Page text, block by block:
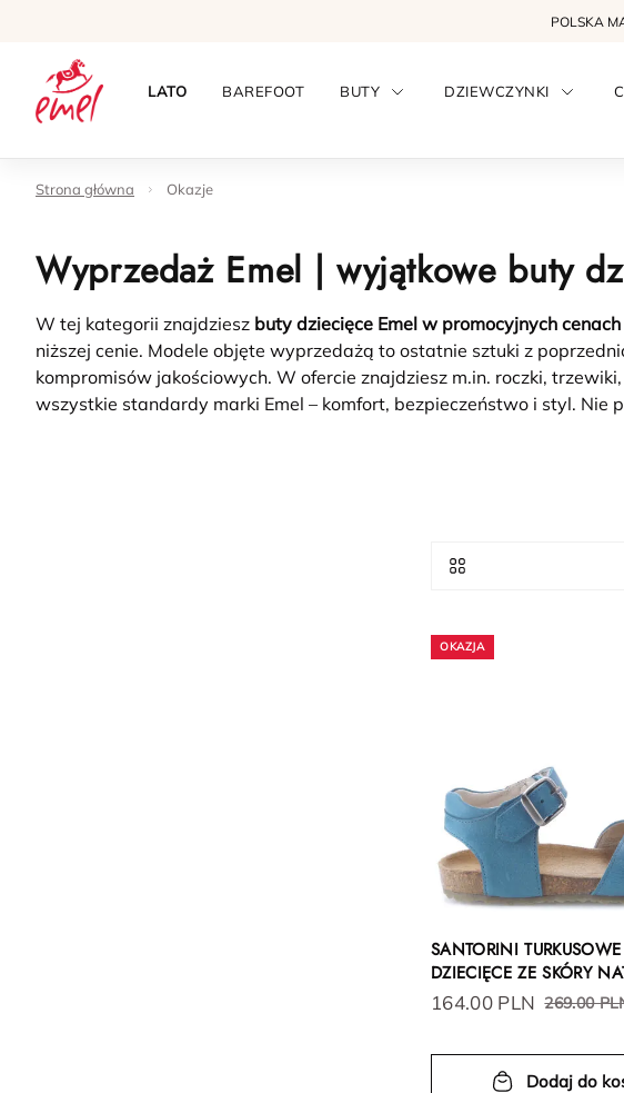
POLSKA
LATO BAREFOOT BUTY DZIEWCZYNKI
Strona główna Okazje
Wyprzedaż Emel | wyjątkowe buty
W tej kategorii znajdziesz buty dziecięce Emel w promocyjnych cenach
niższej cenie. Modele objęte wyprzedażą to ostatnie sztuki z
kompromisów jakościowych. W ofercie znajdziesz m.in. roczki,
wszystkie standardy marki Emel – komfort, bezpieczeństwo i styl.
SANTORINI
DZIECIĘCE ZE SKÓRY
164.00 PLN 269.00
Dodaj do